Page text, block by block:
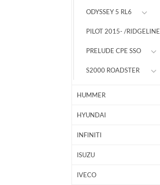
ODYSSEY 5 RL6
PILOT 2015- /RIDGELINE
PRELUDE CPE SSO
S2000 ROADSTER
HUMMER
HYUNDAI
INFINITI
ISUZU
IVECO